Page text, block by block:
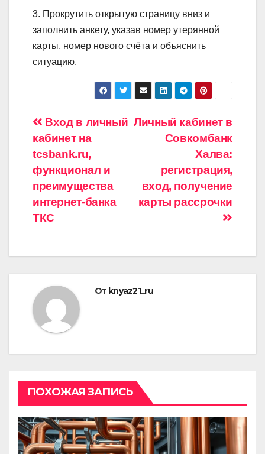
3. Прокрутить открытую страницу вниз и
заполнить анкету, указав номер утерянной
карты, номер нового счёта и объяснить
ситуацию.
Навигация
по
записям
Личный кабинет в
Совкомбанк
Халва:
регистрация,
вход, получение
карты рассрочки
Вход в личный
кабинет на
tcsbank.ru,
функционал и
преимущества
интернет-банка
ТКС
От knyaz21_ru
ПОХОЖАЯ ЗАПИСЬ